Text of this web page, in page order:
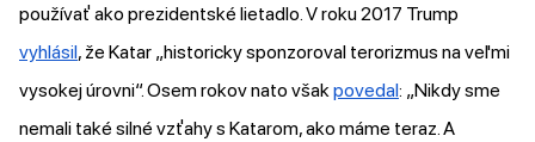
používať ako prezidentské lietadlo. V roku 2017 Trump
vyhlásil, že Katar „historicky sponzoroval terorizmus na veľmi
vysokej úrovni“. Osem rokov nato všakpovedal: „Nikdy sme
nemali také silné vzťahy s Katarom, ako máme teraz. A